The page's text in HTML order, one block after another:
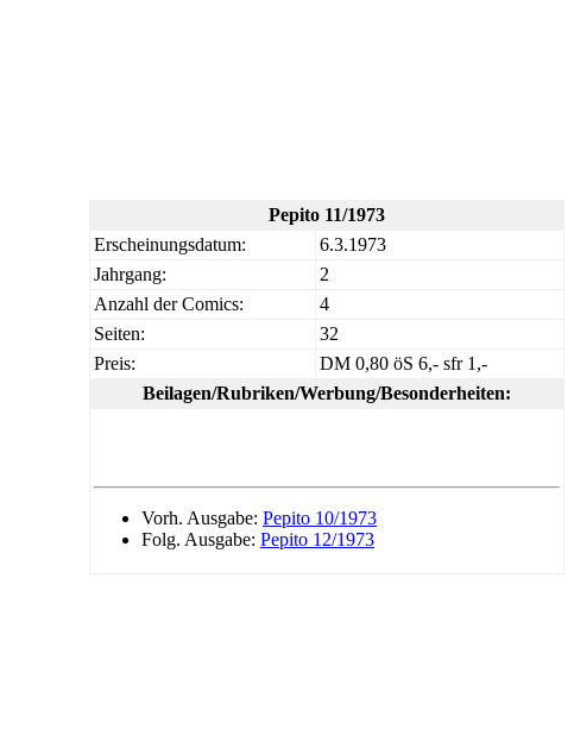
Pepito 11/1973
Erscheinungsdatum:
6.3.1973
Jahrgang:
2
Anzahl der Comics:
4
Seiten:
32
Preis:
DM 0,80 öS 6,- sfr 1,-
Beilagen/Rubriken/Werbung/Besonderheiten:
Vorh. Ausgabe: Pepito 10/1973
Folg. Ausgabe: Pepito 12/1973